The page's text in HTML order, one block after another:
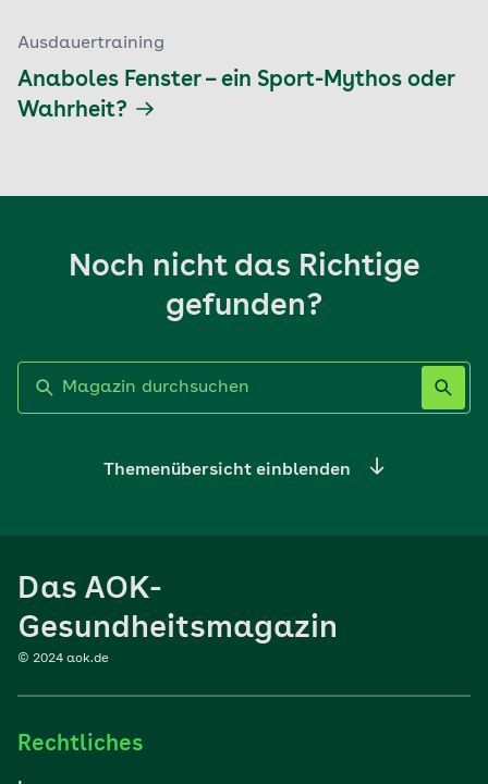
Ausdauertraining
Anaboles Fenster – ein Sport-Mythos oder
Wahrheit?
Noch nicht das Richtige
gefunden?
Themenübersicht einblenden
Sport
Reisen
Das AOK-
Gesundheitsmagazin
© 2024 aok.de
Rechtliches